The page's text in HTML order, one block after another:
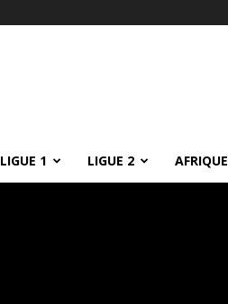
LIGUE 1 LIGUE 2 AFRIQUE